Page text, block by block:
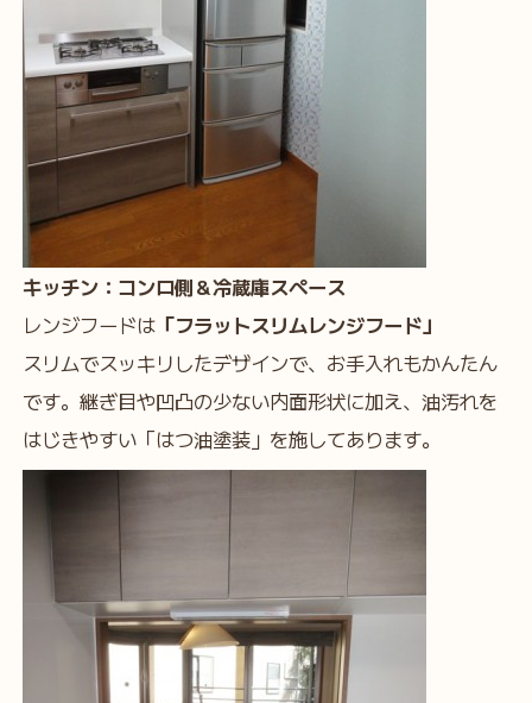
キッチン：コンロ側＆冷蔵庫スペース
レンジフードは「フラットスリムレンジフード」
スリムでスッキリしたデザインで、お手入れもかんたん
です。継ぎ目や凹凸の少ない内面形状に加え、油汚れを
はじきやすい「はつ油塗装」を施してあります。